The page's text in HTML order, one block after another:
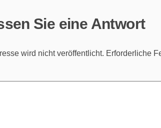
Sie eine Antwort
wird nicht veröffentlicht. Erforderliche